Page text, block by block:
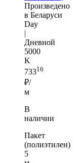
Произведено
в Беларуси
Day
|
Дневной
5000
K
73316
₽/
м
В
наличии
Пакет
(полиэтилен)
5